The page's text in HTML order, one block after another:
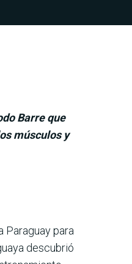
Barre que
músculos y
Paraguay para
descubrió